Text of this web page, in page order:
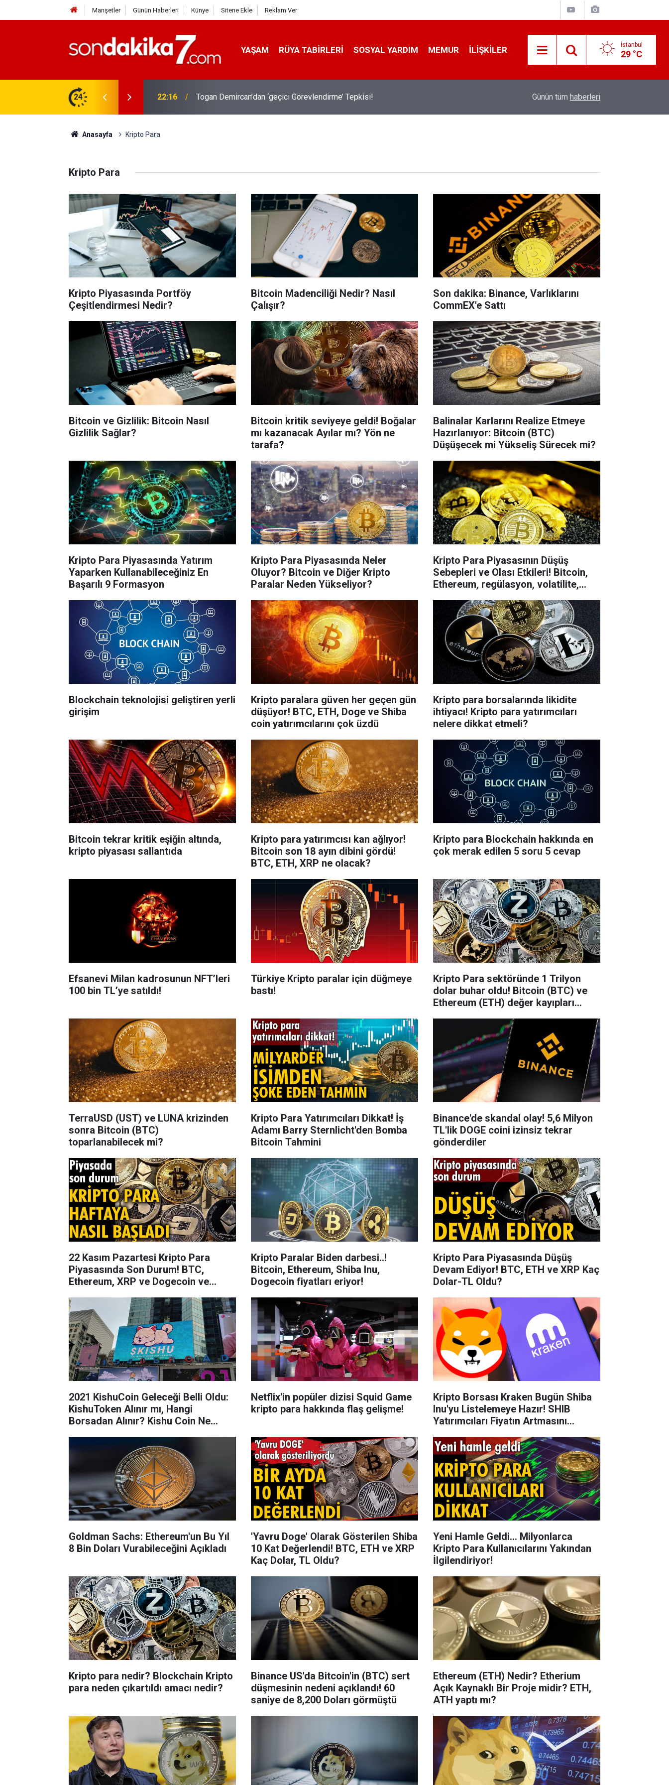
Manşetler Günün Haberleri Künye Sitene Ekle Reklam Ver
YAŞAM RÜYA TABIRLERI SOSYAL YARDIM MEMUR İLIŞKILER İstanbul
29 °C
24 22:16 Togan Demircan’dan ‘geçici Görevlendirme’ Tepkisi! Sıcak Havalarda Ödem Şikayetini Hafife
Günün tüm haberleri
Anasayfa Kripto Para
Kripto Para
Kripto Piyasasında Portföy
Çeşitlendirmesi Nedir?
Bitcoin Madenciliği Nedir? Nasıl
Çalışır?
Son dakika: Binance, Varlıklarını
CommEX'e Sattı
Bitcoin ve Gizlilik: Bitcoin Nasıl
Gizlilik Sağlar?
Bitcoin kritik seviyeye geldi! Boğalar
mı kazanacak Ayılar mı? Yön ne
tarafa?
Balinalar Karlarını Realize Etmeye
Hazırlanıyor: Bitcoin (BTC)
Düşüşecek mi Yükseliş Sürecek mi?
Kripto Para Piyasasında Yatırım
Yaparken Kullanabileceğiniz En
Başarılı 9 Formasyon
Kripto Para Piyasasında Neler
Oluyor? Bitcoin ve Diğer Kripto
Paralar Neden Yükseliyor?
Kripto Para Piyasasının Düşüş
Sebepleri ve Olası Etkileri! Bitcoin,
Ethereum, regülasyon, volatilite,
Blockchain teknolojisi geliştiren yerli
girişim
Kripto paralara güven her geçen gün
düşüyor! BTC, ETH, Doge ve Shiba
coin yatırımcılarını çok üzdü
Kripto para borsalarında likidite
ihtiyacı! Kripto para yatırımcıları
nelere dikkat etmeli?
Bitcoin tekrar kritik eşiğin altında,
kripto piyasası sallantıda
Kripto para yatırımcısı kan ağlıyor!
Bitcoin son 18 ayın dibini gördü!
BTC, ETH, XRP ne olacak?
Kripto para Blockchain hakkında en
çok merak edilen 5 soru 5 cevap
Efsanevi Milan kadrosunun NFT’leri
100 bin TL’ye satıldı!
Türkiye Kripto paralar için düğmeye
bastı!
Kripto Para sektöründe 1 Trilyon
dolar buhar oldu! Bitcoin (BTC) ve
Ethereum (ETH) değer kayıpları...
TerraUSD (UST) ve LUNA krizinden
sonra Bitcoin (BTC)
toparlanabilecek mi?
Kripto Para Yatırımcıları Dikkat! İş
Adamı Barry Sternlicht'den Bomba
Bitcoin Tahmini
Binance'de skandal olay! 5,6 Milyon
TL'lik DOGE coini izinsiz tekrar
gönderdiler
22 Kasım Pazartesi Kripto Para
Piyasasında Son Durum! BTC,
Ethereum, XRP ve Dogecoin ve
Kripto Paralar Biden darbesi..!
Bitcoin, Ethereum, Shiba Inu,
Dogecoin fiyatları eriyor!
Kripto Para Piyasasında Düşüş
Devam Ediyor! BTC, ETH ve XRP Kaç
Dolar-TL Oldu?
2021 KishuCoin Geleceği Belli Oldu:
KishuToken Alınır mı, Hangi
Borsadan Alınır? Kishu Coin Ne
Netflix'in popüler dizisi Squid Game
kripto para hakkında flaş gelişme!
Kripto Borsası Kraken Bugün Shiba
Inu'yu Listelemeye Hazır! SHIB
Yatırımcıları Fiyatın Artmasını
Goldman Sachs: Ethereum'un Bu Yıl
8 Bin Doları Vurabileceğini Açıkladı
'Yavru Doge' Olarak Gösterilen Shiba
10 Kat Değerlendi! BTC, ETH ve XRP
Kaç Dolar, TL Oldu?
Yeni Hamle Geldi... Milyonlarca
Kripto Para Kullanıcılarını Yakından
İlgilendiriyor!
Kripto para nedir? Blockchain Kripto
para neden çıkartıldı amacı nedir?
Binance US'da Bitcoin'in (BTC) sert
düşmesinin nedeni açıklandı! 60
saniye de 8,200 Doları görmüştü
Ethereum (ETH) Nedir? Etherium
Açık Kaynaklı Bir Proje midir? ETH,
ATH yaptı mı?